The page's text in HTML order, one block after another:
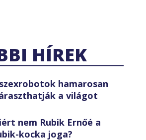
HÍREK
hamarosan
a világot
nem Rubik Ernőé a
kocka joga?